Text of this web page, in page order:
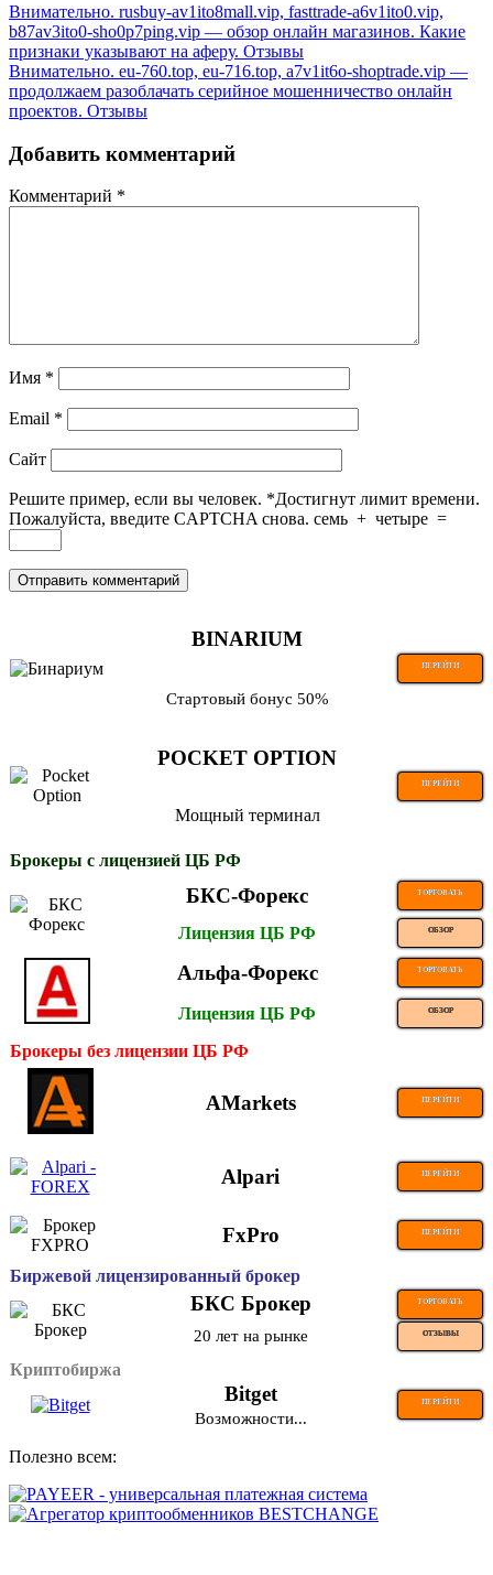
Внимательно. rusbuy-av1ito8mall.vip, fasttrade-a6v1ito0.vip,
b87av3ito0-sho0p7ping.vip — обзор онлайн магазинов. Какие
признаки указывают на аферу. Отзывы
Внимательно. eu-760.top, eu-716.top, a7v1it6o-shoptrade.vip —
продолжаем разоблачать серийное мошенничество онлайн
проектов. Отзывы
Добавить комментарий
Комментарий *
Имя *
Email *
Сайт
Решите пример, если вы человек. *Достигнут лимит времени.
Пожалуйста, введите CAPTCHA снова. семь + четыре =
BINARIUM
ПЕРЕЙТИ
Стартовый бонус 50%
POCKET OPTION
ПЕРЕЙТИ
Мощный терминал
Брокеры с лицензией ЦБ РФ
БКС-Форекс ТОРГОВАТЬ
Лицензия ЦБ РФ ОБЗОР
Альфа-Форекс ТОРГОВАТЬ
Лицензия ЦБ РФ ОБЗОР
Брокеры без лицензии ЦБ РФ
AMarkets ПЕРЕЙТИ
Alpari ПЕРЕЙТИ
FxPro ПЕРЕЙТИ
Биржевой лицензированный брокер
БКС Брокер ТОРГОВАТЬ
20 лет на рынке ОТЗЫВЫ
Криптобиржа
Bitget ПЕРЕЙТИ
Возможности...
Полезно всем: